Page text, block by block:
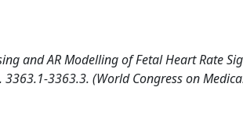
and AR Modelling of Fetal Heart Rate
3363.1-3363.3. (World Congress on